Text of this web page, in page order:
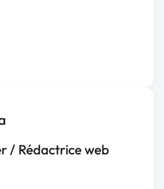
/ Rédactrice web